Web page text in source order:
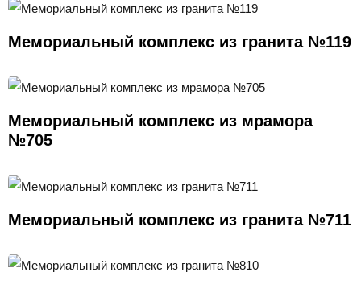
Мемориальный комплекс из гранита №119
Мемориальный комплекс из мрамора
№705
Мемориальный комплекс из гранита №711